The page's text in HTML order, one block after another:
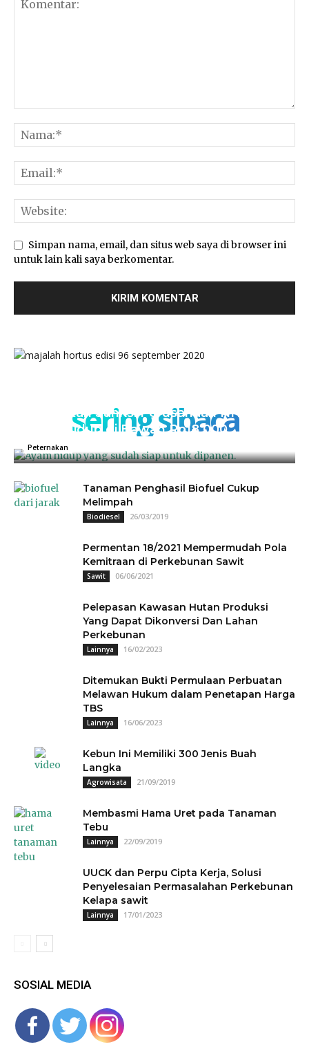
Simpan nama, email, dan situs web saya di browser ini
untuk lain kali saya berkomentar.
sering sibaca
Kementan Sanksi Perusahaan NH, Jual
Ayam Hidup di Bawah Rp18.000
Peternakan
Tanaman Penghasil Biofuel Cukup
Melimpah
Biodiesel 26/03/2019
Permentan 18/2021 Mempermudah Pola
Kemitraan di Perkebunan Sawit
Sawit 06/06/2021
Pelepasan Kawasan Hutan Produksi
Yang Dapat Dikonversi Dan Lahan
Perkebunan
Lainnya 16/02/2023
Ditemukan Bukti Permulaan Perbuatan
Melawan Hukum dalam Penetapan Harga
TBS
Lainnya 16/06/2023
Kebun Ini Memiliki 300 Jenis Buah
Langka
Agrowisata 21/09/2019
Membasmi Hama Uret pada Tanaman
Tebu
Lainnya 22/09/2019
UUCK dan Perpu Cipta Kerja, Solusi
Penyelesaian Permasalahan Perkebunan
Kelapa sawit
Lainnya 17/01/2023
SOSIAL MEDIA